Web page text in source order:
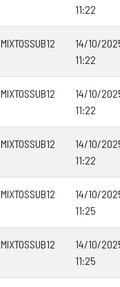
11:22
MIXTOSSUB12
14/10/
11:22
MIXTOSSUB12
14/10/
11:22
MIXTOSSUB12
14/10/
11:22
MIXTOSSUB12
14/10/
11:25
MIXTOSSUB12
14/10/
11:25